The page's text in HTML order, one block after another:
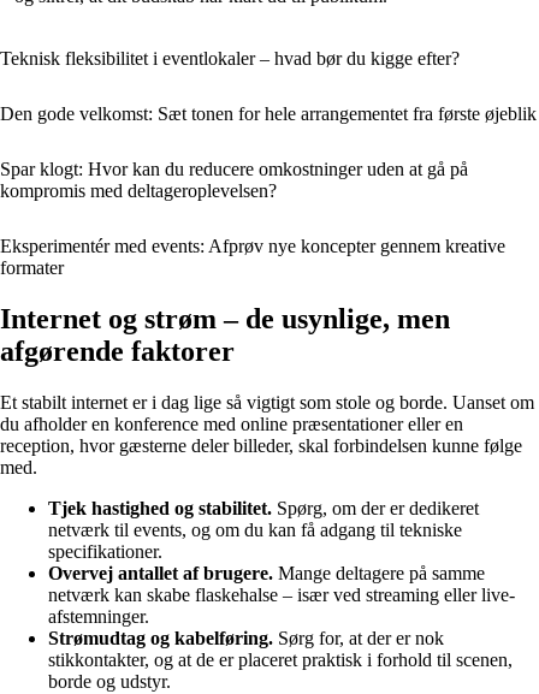
Teknisk fleksibilitet i eventlokaler – hvad bør du kigge efter?
Den gode velkomst: Sæt tonen for hele arrangementet fra første øjeblik
Spar klogt: Hvor kan du reducere omkostninger uden at gå på
kompromis med deltageroplevelsen?
Eksperimentér med events: Afprøv nye koncepter gennem kreative
formater
Internet og strøm – de usynlige, men
afgørende faktorer
Et stabilt internet er i dag lige så vigtigt som stole og borde. Uanset om
du afholder en konference med online præsentationer eller en
reception, hvor gæsterne deler billeder, skal forbindelsen kunne følge
med.
Tjek hastighed og stabilitet. Spørg, om der er dedikeret
netværk til events, og om du kan få adgang til tekniske
specifikationer.
Overvej antallet af brugere. Mange deltagere på samme
netværk kan skabe flaskehalse – især ved streaming eller live-
afstemninger.
Strømudtag og kabelføring. Sørg for, at der er nok
stikkontakter, og at de er placeret praktisk i forhold til scenen,
borde og udstyr.